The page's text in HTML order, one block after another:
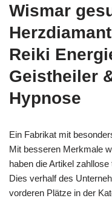
Wismar
Reiki
Geistheiler
Hypnose
Ein Fabrikat mit
Mit besseren Merkmale
haben die Artikel
Dies verhalf des
vorderen Plätze in der